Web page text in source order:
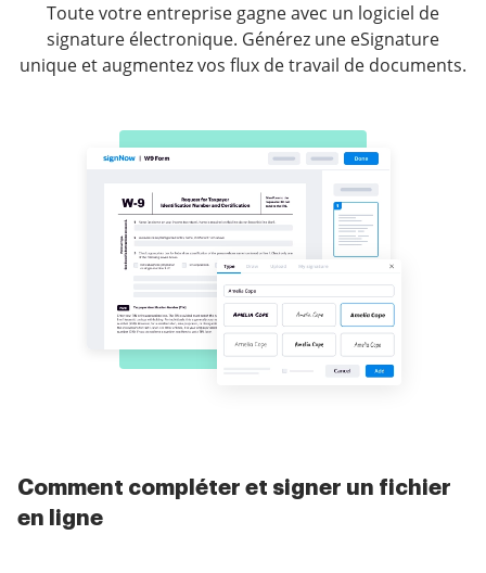
Toute votre entreprise gagne avec un logiciel de
signature électronique. Générez une eSignature
unique et augmentez vos flux de travail de documents.
Comment compléter et signer un fichier
en ligne